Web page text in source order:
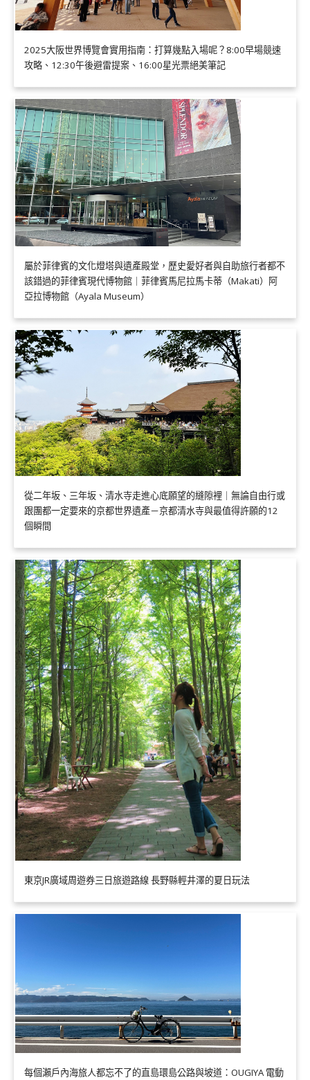
2025大阪世界博覽會實用指南：打算幾點入場呢？8:00早場競速
攻略、12:30午後避雷提案、16:00星光票絕美筆記
屬於菲律賓的文化燈塔與遺產殿堂，歷史愛好者與自助旅行者都不
該錯過的菲律賓現代博物館｜菲律賓馬尼拉馬卡蒂（Makati）阿
亞拉博物館（Ayala Museum）
從二年坂、三年坂、清水寺走進心底願望的縫隙裡｜無論自由行或
跟團都一定要來的京都世界遺產－京都清水寺與最值得許願的12
個瞬間
東京JR廣域周遊券三日旅遊路線 長野縣輕井澤的夏日玩法
每個瀨戶內海旅人都忘不了的直島環島公路與坡道：OUGIYA 電動